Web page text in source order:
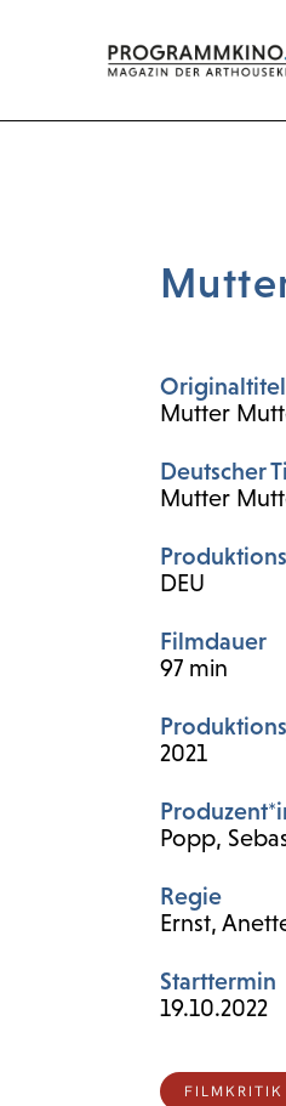
Originaltitel
Mutter
Deutscher
Mutter
DEU
Filmdauer
97 min
2021
Popp,
Regie
Ernst,
Starttermin
19.10.2022
FILMKRITIK